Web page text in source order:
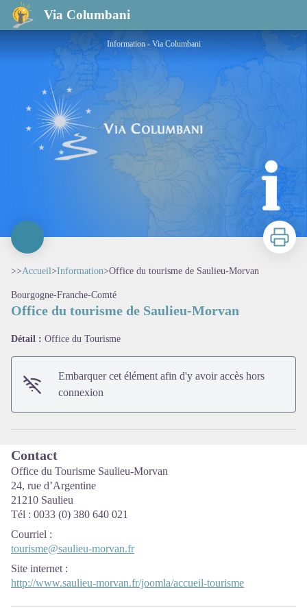
Via Columbani
Office du tourisme de Saulieu-Morvan
Information - Via Columbani
Imprimer
>>Accueil>Information>Office du tourisme de Saulieu-Morvan
Bourgogne-Franche-Comté
Office du tourisme de Saulieu-Morvan
Détail : Office du Tourisme
Embarquer cet élément afin d'y avoir accès hors
connexion
Contact
Office du Tourisme Saulieu-Morvan
24, rue d’Argentine
21210 Saulieu
Tél : 0033 (0) 380 640 021
Courriel :
tourisme@saulieu-morvan.fr
Site internet :
http://www.saulieu-morvan.fr/joomla/accueil-tourisme